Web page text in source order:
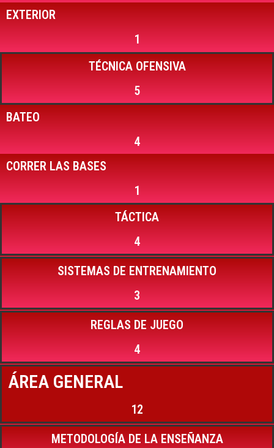
EXTERIOR
1
TÉCNICA OFENSIVA
5
BATEO
4
CORRER LAS BASES
1
TÁCTICA
4
SISTEMAS DE ENTRENAMIENTO
3
REGLAS DE JUEGO
4
ÁREA GENERAL
12
METODOLOGÍA DE LA ENSEÑANZA